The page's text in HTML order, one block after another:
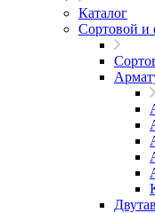
Каталог
Сортовой и